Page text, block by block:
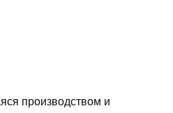
производством и